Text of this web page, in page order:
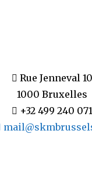
Rue Jenneval 10
1000 Bruxelles
+32 499 240 071